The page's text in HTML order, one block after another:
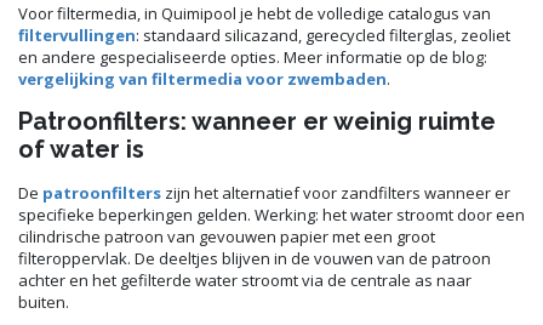
Voor filtermedia, in Quimipool je hebt de volledige catalogus van
filtervullingen: standaard silicazand, gerecycled filterglas, zeoliet
en andere gespecialiseerde opties. Meer informatie op de blog:
vergelijking van filtermedia voor zwembaden.
Patroonfilters: wanneer er weinig ruimte
of water is
De patroonfilters zijn het alternatief voor zandfilters wanneer er
specifieke beperkingen gelden. Werking: het water stroomt door een
cilindrische patroon van gevouwen papier met een groot
filteroppervlak. De deeltjes blijven in de vouwen van de patroon
achter en het gefilterde water stroomt via de centrale as naar
buiten.